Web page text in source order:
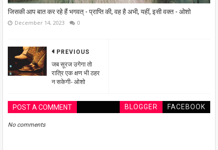
जिसकी आप बात कर रहे हैं भगवत् - प्राप्ति की, वह है अभी, यहीं, इसी वक्त - ओशो
December 14, 2023 0
PREVIOUS
जब सूरज उगेगा तो
रात्रि एक क्षण भी ठहर
न सकेगी- ओशो
POST A COMMENT BLOGGER FACEBOOK
No comments